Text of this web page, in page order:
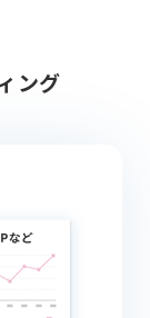
ング